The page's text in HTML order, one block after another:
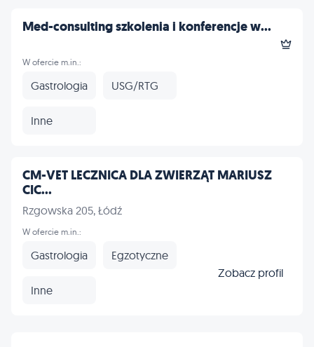
Med-consulting szkolenia i konferencje w...
W ofercie m.in.:
Gastrologia USG/RTG
Inne
CM-VET LECZNICA DLA ZWIERZĄT MARIUSZ
CIC...
Rzgowska 205, Łódź
W ofercie m.in.:
Gastrologia Egzotyczne
Inne
Zobacz profil